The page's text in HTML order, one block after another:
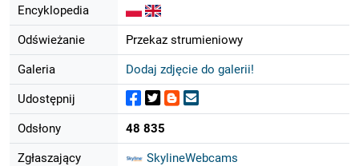
Encyklopedia
Odświeżanie Przekaz strumieniowy
Galeria Dodaj zdjęcie do galerii!
Udostępnij
Odsłony 48 835
Zgłaszający SkylineWebcams